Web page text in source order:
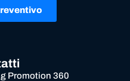
Promotion 360